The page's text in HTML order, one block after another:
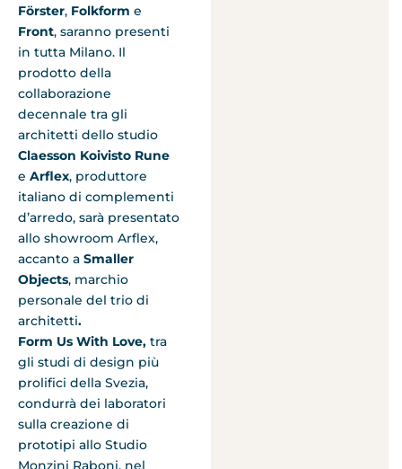
Förster, Folkform e
Front, saranno presenti
in tutta Milano. Il
prodotto della
collaborazione
decennale tra gli
architetti dello studio
Claesson Koivisto Rune
e Arflex, produttore
italiano di complementi
d’arredo, sarà presentato
allo showroom Arflex,
accanto a Smaller
Objects, marchio
personale del trio di
architetti.
Form Us With Love, tra
gli studi di design più
prolifici della Svezia,
condurrà dei laboratori
sulla creazione di
prototipi allo Studio
Monzini Raboni, nel